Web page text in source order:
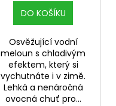
DO KOŠÍKU
Osvěžující vodní
meloun s chladivým
efektem, který si
vychutnáte i v zimě.
Lehká a nenáročná
ovocná chuť pro...